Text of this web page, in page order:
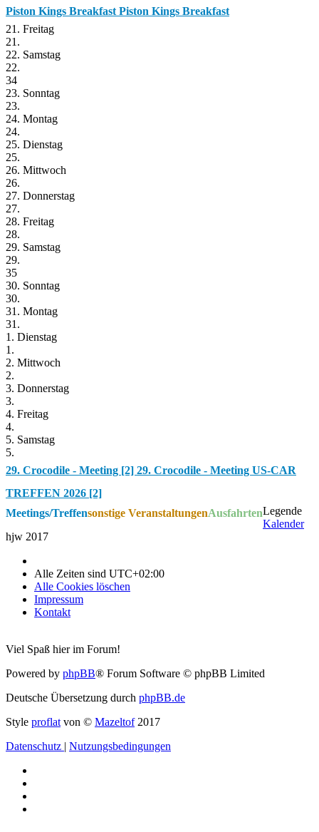
Piston Kings Breakfast Piston Kings Breakfast
21. Freitag
21.
22. Samstag
22.
34
23. Sonntag
23.
24. Montag
24.
25. Dienstag
25.
26. Mittwoch
26.
27. Donnerstag
27.
28. Freitag
28.
29. Samstag
29.
35
30. Sonntag
30.
31. Montag
31.
1. Dienstag
1.
2. Mittwoch
2.
3. Donnerstag
3.
4. Freitag
4.
5. Samstag
5.
29. Crocodile - Meeting [2] 29. Crocodile - Meeting US-CAR
TREFFEN 2026 [2]
Legende
Meetings/Treffensonstige VeranstaltungenAusfahrten
Kalender
hjw 2017
Alle Zeiten sind UTC+02:00
Alle Cookies löschen
Impressum
Kontakt
Viel Spaß hier im Forum!
Powered by phpBB® Forum Software © phpBB Limited
Deutsche Übersetzung durch phpBB.de
Style proflat von © Mazeltof2017
Datenschutz | Nutzungsbedingungen